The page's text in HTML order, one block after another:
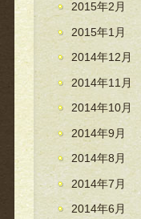
2015年2月
2015年1月
2014年12月
2014年11月
2014年10月
2014年9月
2014年8月
2014年7月
2014年6月